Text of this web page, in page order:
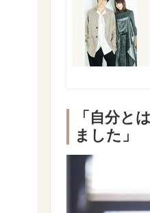
「 自分と
ました」